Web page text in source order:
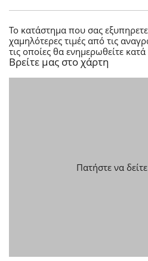
Το κατάστημα που σας
χαμηλότερες τιμές από τις
τις οποίες θα ενημερωθείτε
Βρείτε μας στο χάρτη
Πατήστε να